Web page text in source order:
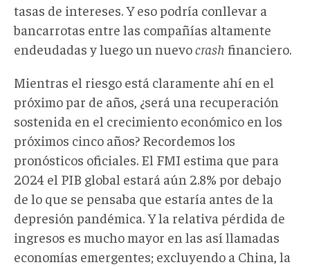
tasas de intereses. Y eso podría conllevar a
bancarrotas entre las compañías altamente
endeudadas y luego un nuevocrash financiero.
Mientras el riesgo está claramente ahí en el
próximo par de años, ¿será una recuperación
sostenida en el crecimiento económico en los
próximos cinco años? Recordemos los
pronósticos oficiales. El FMI estima que para
2024 el PIB global estará aún 2.8% por debajo
de lo que se pensaba que estaría antes de la
depresión pandémica. Y la relativa pérdida de
ingresos es mucho mayor en las así llamadas
economías emergentes; excluyendo a China, la